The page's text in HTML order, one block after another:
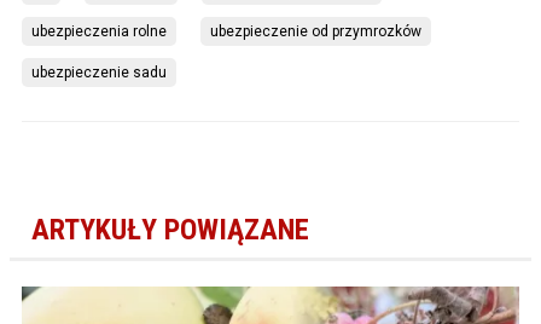
ubezpieczenia rolne ubezpieczenie od przymrozków
ubezpieczenie sadu
ARTYKUŁY POWIĄZANE